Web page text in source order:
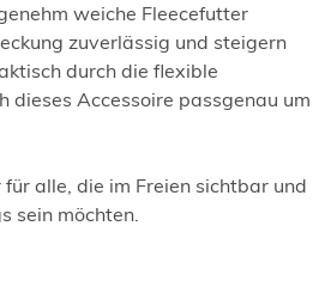
weiche Fleecefutter
zuverlässig und steigern
durch die flexible
dieses Accessoire passgenau um
alle, die im Freien sichtbar und
sein möchten.